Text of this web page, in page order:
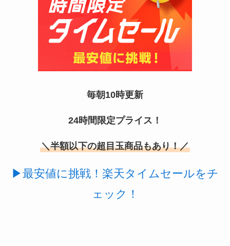
には売ってない？
冷凍ペットボトルはどこに売ってる？ドンキやセ
毎朝10時更新
24時間限定プライス！
＼半額以下の超目玉商品もあり！／
▶最安値に挑戦！楽天タイムセールをチ
ェック！